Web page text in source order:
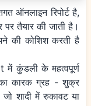
ऑनलाइन रिपोर्ट है,
तैयार की जाती है।
की कोशिश करती है
कुंडली के महत्वपूर्ण
का कारक ग्रह - शुक्र
शादी में रुकावट या